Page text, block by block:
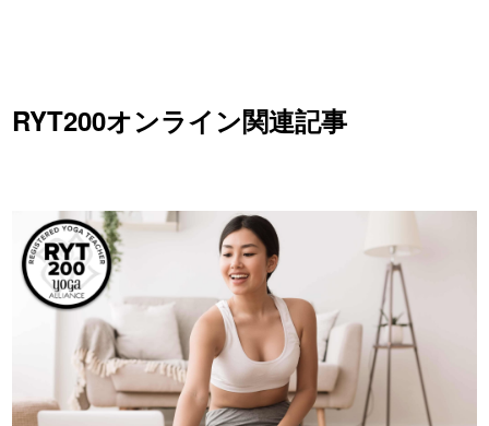
RYT200オンライン関連記事